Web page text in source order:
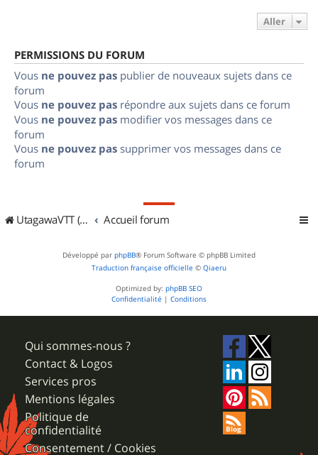
Aller
PERMISSIONS DU FORUM
Vous ne pouvez pas publier de nouveaux sujets dans ce
forum
Vous ne pouvez pas répondre aux sujets dans ce forum
Vous ne pouvez pas modifier vos messages dans ce
forum
Vous ne pouvez pas supprimer vos messages dans ce
forum
UtagawaVTT (Randos VTT et VTTAE avec traces GPS) Accueil forum
Développé par phpBB® Forum Software © phpBB Limited
Traduction française officielle © Qiaeru
Optimized by: phpBB SEO
Confidentialité | Conditions
Qui sommes-nous ?
Contact & Logos
Services pros
Mentions légales
Politique de
confidentialité
Consentement / Cookies